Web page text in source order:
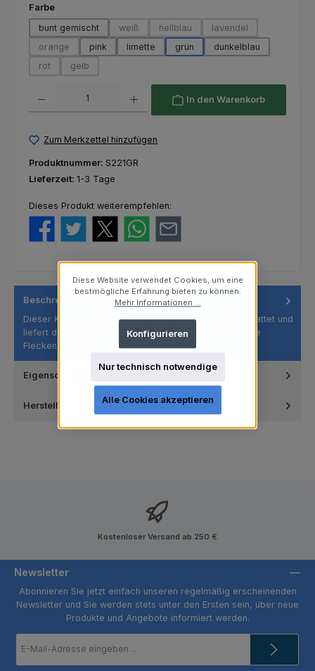
Farbeauswählen
bunt gemischt
weiß
(Diese Option ist zurzeit nicht verfügbar.)
hellblau
(Diese Option ist zurzeit nicht
lavendel
(Diese Option ist
orange
(Diese Option ist zurzeit nicht verfügbar.)
pink limette grün
dunkelblau
rot
(Diese Option ist zurzeit nicht verfügbar.)
gelb
(Diese Option ist zurzeit nicht verfügbar.)
In den Warenkorb
Zum Merkzettel hinzufügen
Produktnummer: S221GR
Lieferzeit: 1-3 Tage
Dieses Produkt weiterempfehlen:
Beschreibung
Dieser Kelch ist mit 4 Stegen und Innenrippen ausgestattet und
liefert die optimale Menge an Prophylaxepaste, um die
Flecken…
Eigenschaften
Hersteller
Kostenloser Versand ab 250 €
Newsletter
Abonnieren Sie jetzt einfach unseren regelmäßig erscheinenden
Newsletter und Sie werden stets unter den Ersten sein, über neue
Produkte und Angebote informiert werden.
Mail-
Diese Website verwendet Cookies, um eine
bestmögliche Erfahrung bieten zu können.
Mehr Informationen ...
Nur technisch notwendige
Konfigurieren
Alle Cookies akzeptieren